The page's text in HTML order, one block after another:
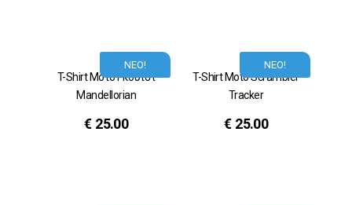
ΝΕΟ!
T-Shirt Μότο Γκούτσι
Mandellorian
€ 25.00
ΝΕΟ!
T-Shirt Moto Scrambler
Tracker
€ 25.00